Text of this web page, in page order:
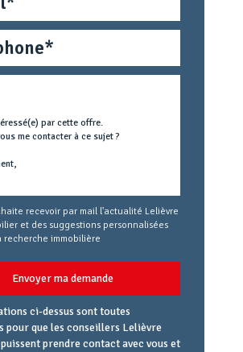
recevoir par mail l'actualité Lelièvre
et des suggestions personnalisées
recherche immobilière
Envoyer ma demande
ci-dessus sont toutes
pour que les conseillers Lelièvre
prendre contact avec vous et